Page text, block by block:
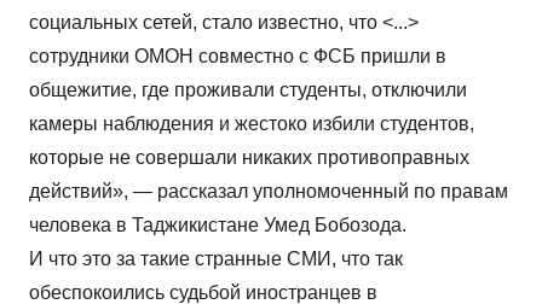
социальных сетей, стало известно, что <...>
сотрудники ОМОН совместно с ФСБ пришли в
общежитие, где проживали студенты, отключили
камеры наблюдения и жестоко избили студентов,
которые не совершали никаких противоправных
действий», — рассказал уполномоченный по правам
человека в Таджикистане Умед Бобозода.
И что это за такие странные СМИ, что так
обеспокоились судьбой иностранцев в